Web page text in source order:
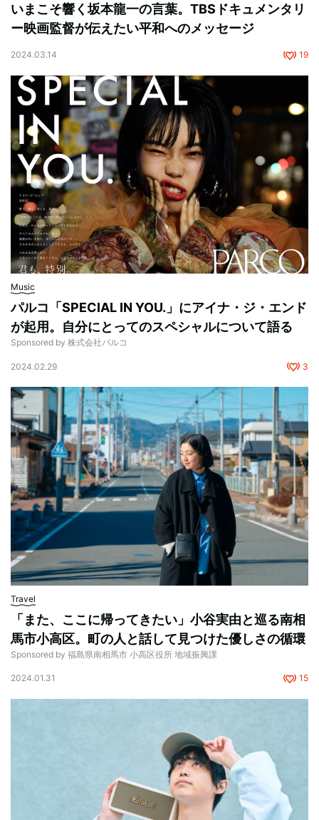
いまこそ響く坂本龍一の言葉。TBSドキュメンタリ
ー映画監督が伝えたい平和へのメッセージ
2024.03.14 19
Music
パルコ「SPECIAL IN YOU.」にアイナ・ジ・エンド
が起用。自分にとってのスペシャルについて語る
Sponsored by 株式会社パルコ
2024.02.29 3
Travel
「また、ここに帰ってきたい」小谷実由と巡る南相
馬市小高区。町の人と話して見つけた優しさの循環
Sponsored by 福島県南相馬市 小高区役所 地域振興課
2024.01.31 15